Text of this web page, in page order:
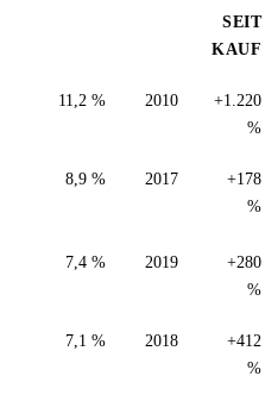
SEIT
KAUF
11,2 % 2010
+1.220
%
8,9 % 2017
+178
%
7,4 % 2019
+280
%
7,1 % 2018
+412
%